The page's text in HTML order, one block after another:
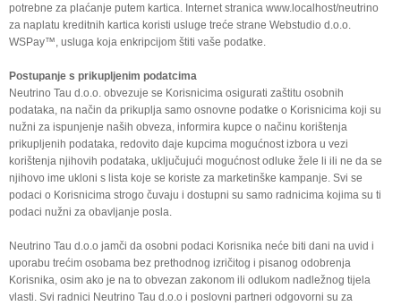
potrebne za plaćanje putem kartica. Internet stranica www.localhost/neutrino
za naplatu kreditnih kartica koristi usluge treće strane Webstudio d.o.o.
WSPay™, usluga koja enkripcijom štiti vaše podatke.
Postupanje s prikupljenim podatcima
Neutrino Tau d.o.o. obvezuje se Korisnicima osigurati zaštitu osobnih
podataka, na način da prikuplja samo osnovne podatke o Korisnicima koji su
nužni za ispunjenje naših obveza, informira kupce o načinu korištenja
prikupljenih podataka, redovito daje kupcima mogućnost izbora u vezi
korištenja njihovih podataka, uključujući mogućnost odluke žele li ili ne da se
njihovo ime ukloni s lista koje se koriste za marketinške kampanje. Svi se
podaci o Korisnicima strogo čuvaju i dostupni su samo radnicima kojima su ti
podaci nužni za obavljanje posla.
Neutrino Tau d.o.o jamči da osobni podaci Korisnika neće biti dani na uvid i
uporabu trećim osobama bez prethodnog izričitog i pisanog odobrenja
Korisnika, osim ako je na to obvezan zakonom ili odlukom nadležnog tijela
vlasti. Svi radnici Neutrino Tau d.o.o i poslovni partneri odgovorni su za